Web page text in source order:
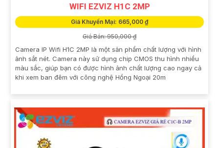
WIFI EZVIZ H1C 2MP
Giá Khuyến Mại: 665,000 ₫
Giá Bán: 950,000 ₫
Camera IP Wifi H1C 2MP là một sản phẩm chất lượng với hình
ảnh sắt nét. Camera này sử dụng chip CMOS thu hình nhiều
màu sắc, giúp bạn có được hình ảnh chất lượng cao ngay cả
khi xem ban đêm với công nghệ Hồng Ngoại 20m